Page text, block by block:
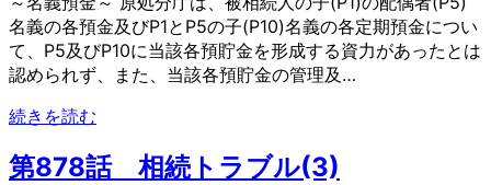
名義の各預金及びP1とP5の子(P10)名義の各定期預金につい
て、P5及びP10に当該各預貯金を形成する資力があったとは
認められず、また、当該各預貯金の管理及…
続きを読む
第878話 相続トラブル(3)